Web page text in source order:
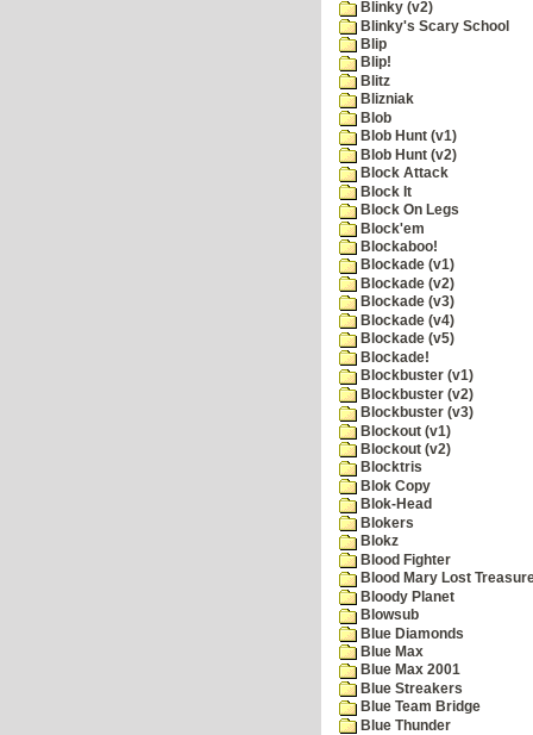
Blinky (v2)
Blinky's Scary School
Blip
Blip!
Blitz
Blizniak
Blob
Blob Hunt (v1)
Blob Hunt (v2)
Block Attack
Block It
Block On Legs
Block'em
Blockaboo!
Blockade (v1)
Blockade (v2)
Blockade (v3)
Blockade (v4)
Blockade (v5)
Blockade!
Blockbuster (v1)
Blockbuster (v2)
Blockbuster (v3)
Blockout (v1)
Blockout (v2)
Blocktris
Blok Copy
Blok-Head
Blokers
Blokz
Blood Fighter
Blood Mary Lost
Bloody Planet
Blowsub
Blue Diamonds
Blue Max
Blue Max 2001
Blue Streakers
Blue Team Bridge
Blue Thunder